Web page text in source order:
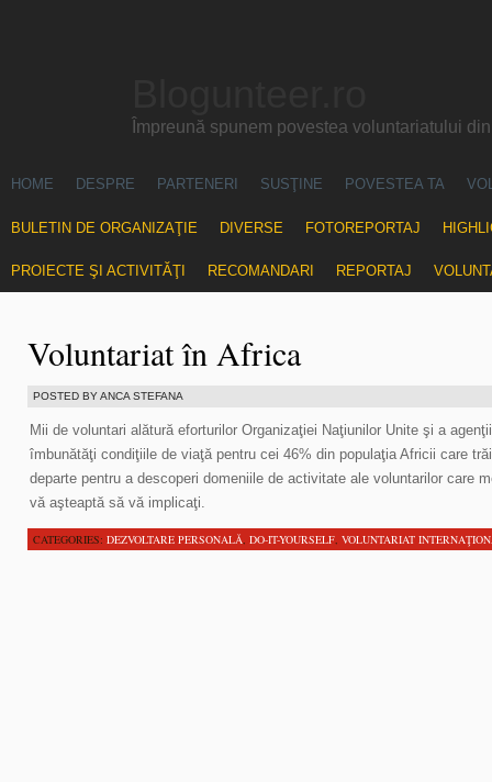
Împreună spunem povestea voluntariatului
HOME DESPRE PARTENERI SUSŢINE POVESTEA TA
BULETIN DE ORGANIZAŢIE DIVERSE FOTOREPORTAJ
PROIECTE ŞI ACTIVITĂŢI RECOMANDARI REPORTAJ
Voluntariat în Africa
POSTED BY ANCA STEFANA
Mii de voluntari alătură eforturilor Organizaţiei Naţiunilor Unite şi a
îmbunătăţi condiţiile de viaţă pentru cei 46% din populaţia Africii care
departe pentru a descoperi domeniile de activitate ale voluntarilor care
vă aşteaptă să vă implicaţi.
CATEGORIES: DEZVOLTARE PERSONALĂ, DO-IT-YOURSELF, VOLUNTARIAT